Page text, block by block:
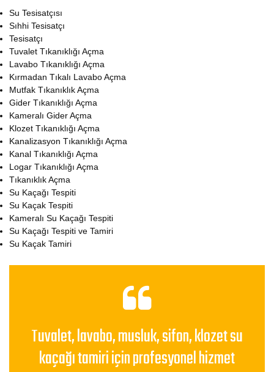
Su Tesisatçısı
Sıhhi Tesisatçı
Tesisatçı
Tuvalet Tıkanıklığı Açma
Lavabo Tıkanıklığı Açma
Kırmadan Tıkalı Lavabo Açma
Mutfak Tıkanıklık Açma
Gider Tıkanıklığı Açma
Kameralı Gider Açma
Klozet Tıkanıklığı Açma
Kanalizasyon Tıkanıklığı Açma
Kanal Tıkanıklığı Açma
Logar Tıkanıklığı Açma
Tıkanıklık Açma
Su Kaçağı Tespiti
Su Kaçak Tespiti
Kameralı Su Kaçağı Tespiti
Su Kaçağı Tespiti ve Tamiri
Su Kaçak Tamiri
Tuvalet, lavabo, musluk, sifon, klozet su
kaçağı tamiri için profesyonel hizmet